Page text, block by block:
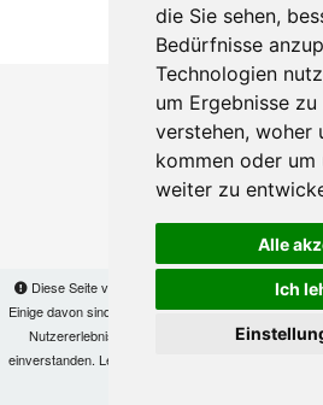
die Sie sehen,
Bedürfnisse
Technologien
um Ergebnisse
verstehen, woher
kommen oder um
weiter zu
Alle
Ich
Diese Seite verwendet Cookies, um
Einige davon sind notwendig, damit unsere Seite
Nutzererlebnis zu verbessern. Mit der Nutzung
einverstanden. Lesen Sie unsere
Makis© Copyright